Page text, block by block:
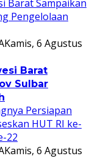
Kamis, 6 Agustus
Barat
Sulbar
Kamis, 6 Agustus